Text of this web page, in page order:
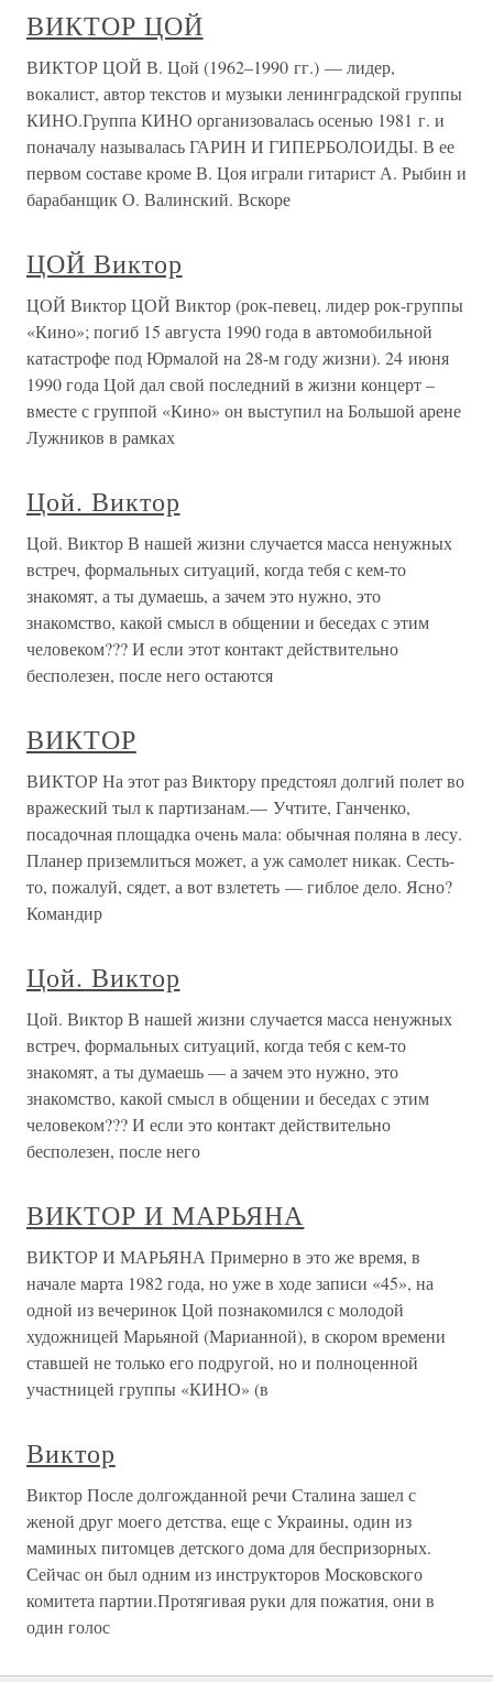
ВИКТОР ЦОЙ
ВИКТОР ЦОЙ В. Цой (1962–1990 гг.) — лидер,
вокалист, автор текстов и музыки ленинградской группы
КИНО.Группа КИНО организовалась осенью 1981 г. и
поначалу называлась ГАРИН И ГИПЕРБОЛОИДЫ. В ее
первом составе кроме В. Цоя играли гитарист А. Рыбин и
барабанщик О. Валинский. Вскоре
ЦОЙ Виктор
ЦОЙ Виктор ЦОЙ Виктор (рок-певец, лидер рок-группы
«Кино»; погиб 15 августа 1990 года в автомобильной
катастрофе под Юрмалой на 28-м году жизни). 24 июня
1990 года Цой дал свой последний в жизни концерт –
вместе с группой «Кино» он выступил на Большой арене
Лужников в рамках
Цой. Виктор
Цой. Виктор В нашей жизни случается масса ненужных
встреч, формальных ситуаций, когда тебя с кем-то
знакомят, а ты думаешь, а зачем это нужно, это
знакомство, какой смысл в общении и беседах с этим
человеком??? И если этот контакт действительно
бесполезен, после него остаются
ВИКТОР
ВИКТОР На этот раз Виктору предстоял долгий полет во
вражеский тыл к партизанам.— Учтите, Ганченко,
посадочная площадка очень мала: обычная поляна в лесу.
Планер приземлиться может, а уж самолет никак. Сесть-
то, пожалуй, сядет, а вот взлететь — гиблое дело. Ясно?
Командир
Цой. Виктор
Цой. Виктор В нашей жизни случается масса ненужных
встреч, формальных ситуаций, когда тебя с кем-то
знакомят, а ты думаешь — а зачем это нужно, это
знакомство, какой смысл в общении и беседах с этим
человеком??? И если это контакт действительно
бесполезен, после него
ВИКТОР И МАРЬЯНА
ВИКТОР И МАРЬЯНА Примерно в это же время, в
начале марта 1982 года, но уже в ходе записи «45», на
одной из вечеринок Цой познакомился с молодой
художницей Марьяной (Марианной), в скором времени
ставшей не только его подругой, но и полноценной
участницей группы «КИНО» (в
Виктор
Виктор После долгожданной речи Сталина зашел с
женой друг моего детства, еще с Украины, один из
маминых питомцев детского дома для беспризорных.
Сейчас он был одним из инструкторов Московского
комитета партии.Протягивая руки для пожатия, они в
один голос